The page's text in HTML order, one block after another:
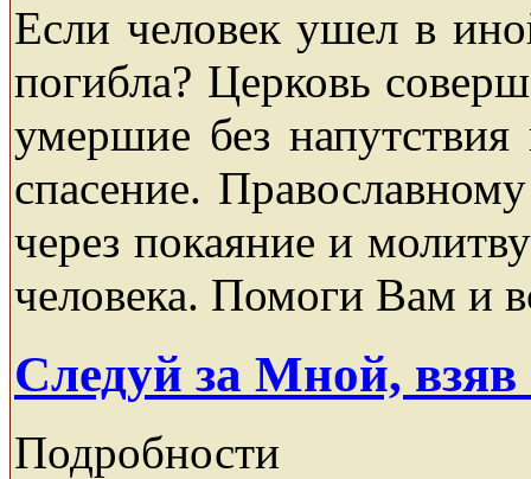
Если человек ушел в
погибла? Церковь
умершие без
спасение.
через покаяние и
человека. Помоги Вам и
Следуй за Мной, взяв
Подробности